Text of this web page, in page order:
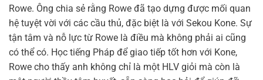
Rowe. Ông chia sẻ rằng Rowe đã tạo dựng được mối quan
hệ tuyệt vời với các cầu thủ, đặc biệt là với Sekou Kone. Sự
tận tâm và nỗ lực từ Rowe là điều mà không phải ai cũng
có thể có. Học tiếng Pháp để giao tiếp tốt hơn với Kone,
Rowe cho thấy anh không chỉ là một HLV giỏi mà còn là